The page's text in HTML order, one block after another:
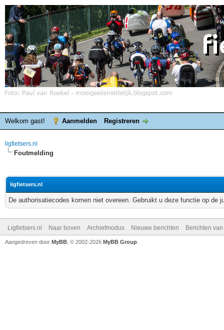
Welkom gast! Aanmelden Registreren
ligfietsers.nl
Foutmelding
ligfietsers.nl
De authorisatiecodes komen niet overeen. Gebruikt u deze functie op de
Ligfietsers.nl Naar boven Archiefmodus Nieuwe berichten Berichten
Aangedreven door MyBB , © 2002-2026 MyBB Group